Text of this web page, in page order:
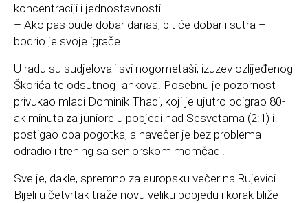
koncentraciji i jednostavnosti.
– Ako pas bude dobar danas, bit će dobar i sutra –
bodrio je svoje igrače.
U radu su sudjelovali svi nogometaši, izuzev ozlijeđenog
Škorića te odsutnog Iankova. Posebnu je pozornost
privukao mladi Dominik Thaqi, koji je ujutro odigrao 80-
ak minuta za juniore u pobjedi nad Sesvetama (2:1) i
postigao oba pogotka, a navečer je bez problema
odradio i trening sa seniorskom momčadi.
Sve je, dakle, spremno za europsku večer na Rujevici.
Bijeli u četvrtak traže novu veliku pobjedu i korak bliže